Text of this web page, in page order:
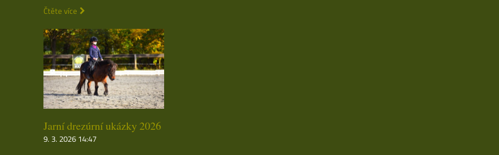
Čtěte více
Jarní drezúrní ukázky 2026
9. 3. 2026 14:47